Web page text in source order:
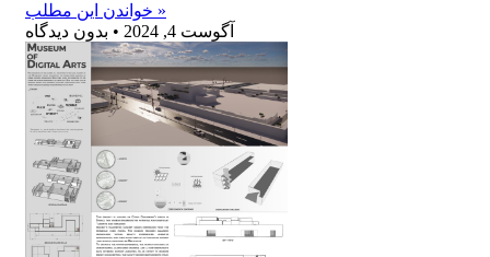
خواندن این مطلب »
آگوست 4, 2024
بدون دیدگاه